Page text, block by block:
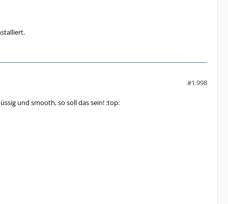
#1.998
und smooth, so soll das sein! :top: